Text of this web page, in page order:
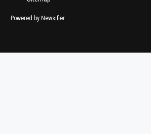
Powered by Newsifier